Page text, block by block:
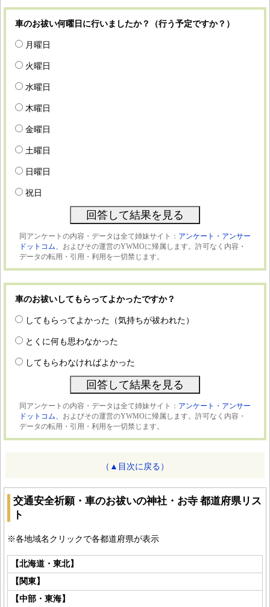
車のお祓い何曜日に行いましたか？（行う予定ですか？）
月曜日
火曜日
水曜日
木曜日
金曜日
土曜日
日曜日
祝日
同アンケートの内容・データは全て姉妹サイト： アンケート・アンサー
ドットコム、 およびその運営のYWMOに帰属します。許可なく内容・
データの転用・引用・利用を一切禁じます。
車のお祓いしてもらってよかったですか？
してもらってよかった（気持ちが祓われた）
とくに何も思わなかった
してもらわなければよかった
同アンケートの内容・データは全て姉妹サイト： アンケート・アンサー
ドットコム、 およびその運営のYWMOに帰属します。許可なく内容・
データの転用・引用・利用を一切禁じます。
（▲目次に戻る）
交通安全祈願・車のお祓いの神社・お寺 都道府県リス
ト
※各地域名クリックで各都道府県が表示
【北海道・東北】
【関東】
【中部・東海】